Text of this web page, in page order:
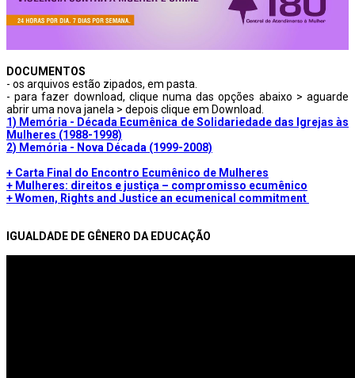
DOCUMENTOS
- os arquivos estão zipados, em pasta.
- para fazer download, clique numa das opções abaixo > aguarde
abrir uma nova janela > depois clique em Download.
1) Memória - Década Ecumênica de Solidariedade das Igrejas às
Mulheres (1988-1998)
2) Memória - Nova Década (1999-2008)
+ Carta Final do Encontro Ecumênico de Mulheres
+ Mulheres: direitos e justiça – compromisso ecumênico
+ Women, Rights and Justice an ecumenical commitment
IGUALDADE DE GÊNERO DA EDUCAÇÃO